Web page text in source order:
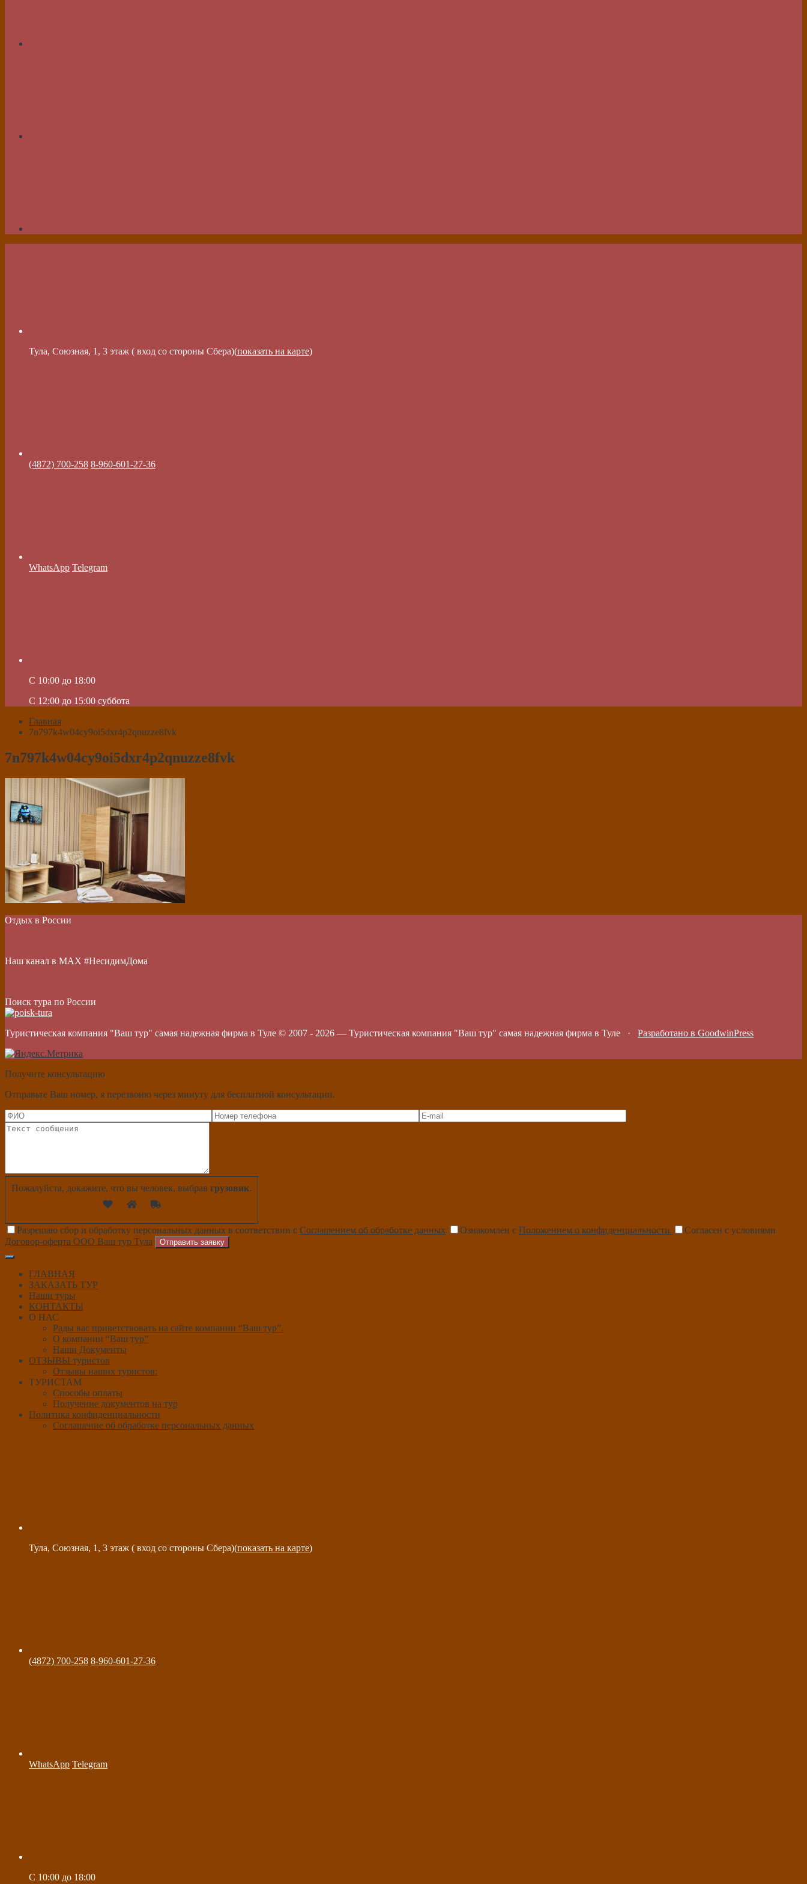
Тула, Союзная, 1, 3 этаж ( вход со стороны Сбера)(показать на карте)
(4872) 700-258 8-960-601-27-36
WhatsApp Telegram
C 10:00 до 18:00
C 12:00 до 15:00 суббота
Главная
7n797k4w04cy9oi5dxr4p2qnuzze8fvk
7n797k4w04cy9oi5dxr4p2qnuzze8fvk
Отдых в России
Наш канал в МАХ #НесидимДома
Поиск тура по России
Туристическая компания "Ваш тур" самая надежная фирма в Туле © 2007 - 2026 — Туристическая компания "Ваш тур" самая надежная фирма в Туле · Разработано в GoodwinPress
Получите консультацию
Отправьте Ваш номер, я перезвоню через минуту для бесплатной консультации.
Пожалуйста, докажите, что вы человек, выбрав грузовик.
Разрешаю сбор и обработку персональных данных в соответствии с Соглашением об обработке данных Ознакомлен с Положением о конфиденциальности
Согласен с условиями
Договор-оферта ООО Ваш тур Тула
Отправить заявку
ГЛАВНАЯ
ЗАКАЗАТЬ ТУР
Наши туры
КОНТАКТЫ
О НАС
Рады вас приветствовать на сайте компании “Ваш тур”.
О компании “Ваш тур”
Наши Документы
ОТЗЫВЫ туристов
Отзывы наших туристов:
ТУРИСТАМ
Способы оплаты
Получение документов на тур
Политика конфиденциальности
Соглашение об обработке персональных данных
Тула, Союзная, 1, 3 этаж ( вход со стороны Сбера)(показать на карте)
(4872) 700-258 8-960-601-27-36
WhatsApp Telegram
C 10:00 до 18:00